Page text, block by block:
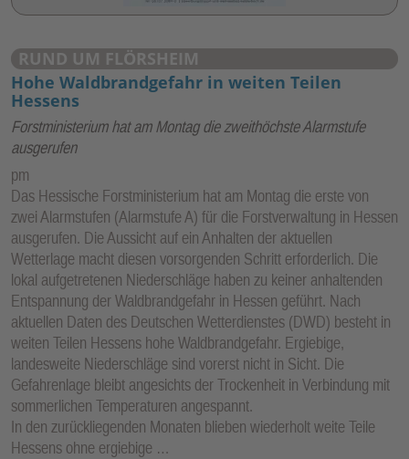
RUND UM FLÖRSHEIM
Hohe Waldbrandgefahr in weiten Teilen
Hessens
Forstministerium hat am Montag die zweithöchste Alarmstufe
ausgerufen
pm
Das Hessische Forstministerium hat am Montag die erste von
zwei Alarmstufen (Alarmstufe A) für die Forstverwaltung in Hessen
ausgerufen. Die Aussicht auf ein Anhalten der aktuellen
Wetterlage macht diesen vorsorgenden Schritt erforderlich. Die
lokal aufgetretenen Niederschläge haben zu keiner anhaltenden
Entspannung der Waldbrandgefahr in Hessen geführt. Nach
aktuellen Daten des Deutschen Wetterdienstes (DWD) besteht in
weiten Teilen Hessens hohe Waldbrandgefahr. Ergiebige,
landesweite Niederschläge sind vorerst nicht in Sicht. Die
Gefahrenlage bleibt angesichts der Trockenheit in Verbindung mit
sommerlichen Temperaturen angespannt.
In den zurückliegenden Monaten blieben wiederholt weite Teile
Hessens ohne ergiebige …